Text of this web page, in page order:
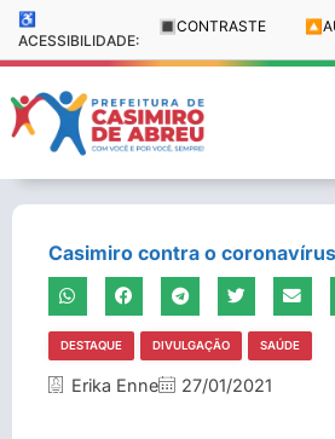
♿
ACESSIBILIDADE:
🔳 CONTRASTE 🔼
Casimiro contra o coronavírus
DESTAQUE DIVULGAÇÃO SAÚDE
Erika Enne 27/01/2021